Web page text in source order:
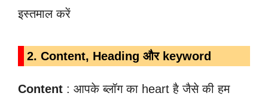
इस्तमाल करें
2. Content, Heading और keyword
Content : आपके ब्लॉग का heart है जैसे की हम